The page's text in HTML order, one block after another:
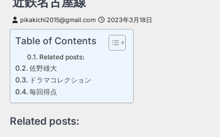
pikakichi2015@gmail.com 2023年3月18日
Table of Contents
Related posts:
佐野雄大
ドラマコレクション
毎回得点
Related posts: